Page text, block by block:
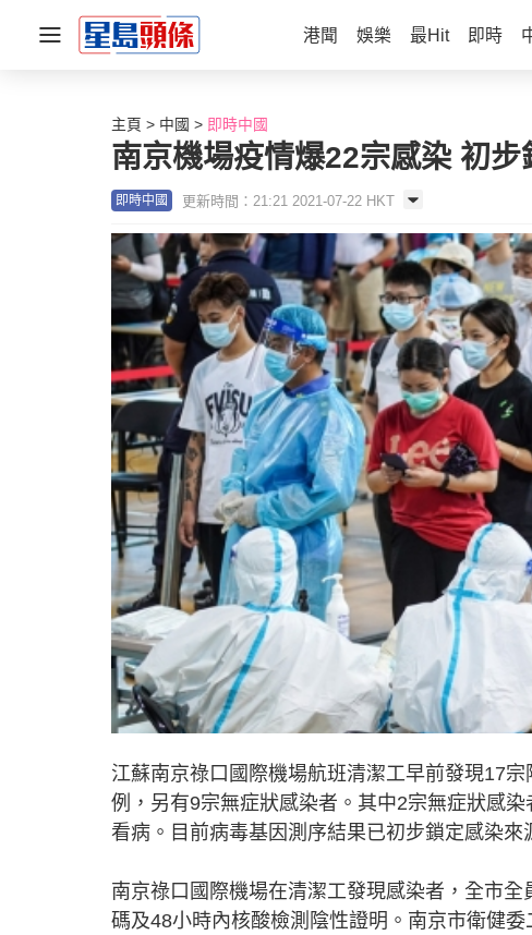
港聞 娛樂 最Hit 即時
主頁 中國 即時中國
南京機場疫情爆22宗感染 初步
即時中國 更新時間：21:21 2021-07-22 HKT
江蘇南京祿口國際機場航班清潔工早前發現17
例，另有9宗無症狀感染者。其中2宗無症狀感
看病。目前病毒基因測序結果已初步鎖定感染來
南京祿口國際機場在清潔工發現感染者，全市
碼及48小時內核酸檢測陰性證明。南京市衛健